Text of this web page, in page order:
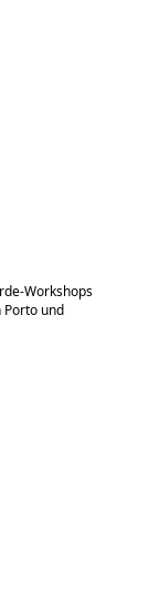
Workshops
Porto und